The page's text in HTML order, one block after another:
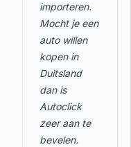
importeren.
Mocht je een
auto willen
kopen in
Duitsland
dan is
Autoclick
zeer aan te
bevelen.